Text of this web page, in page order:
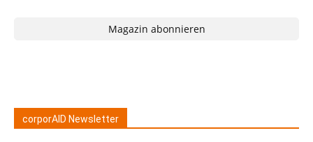
Magazin abonnieren
corporAID Newsletter